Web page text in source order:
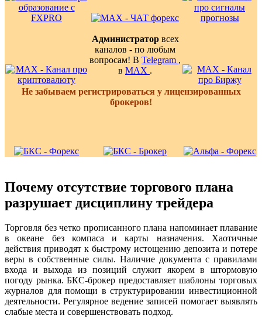
Администраторвсех
каналов - по любым
вопросам! В Telegram ,
в MAX .
Не забываем регистрироваться у лицензированных
брокеров!
Почему отсутствие торгового плана
разрушает дисциплину трейдера
Торговля без четко прописанного плана напоминает плавание
в океане без компаса и карты назначения. Хаотичные
действия приводят к быстрому истощению депозита и потере
веры в собственные силы. Наличие документа с правилами
входа и выхода из позиций служит якорем в штормовую
погоду рынка. БКС-брокер предоставляет шаблоны торговых
журналов для помощи в структурировании инвестиционной
деятельности. Регулярное ведение записей помогает выявлять
слабые места и совершенствовать подход.